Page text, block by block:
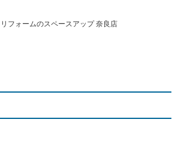
リフォームのスペースアップ 奈良店